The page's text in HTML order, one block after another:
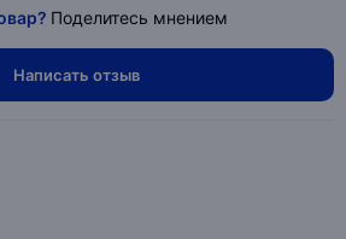
Поделитесь мнением
Написать отзыв